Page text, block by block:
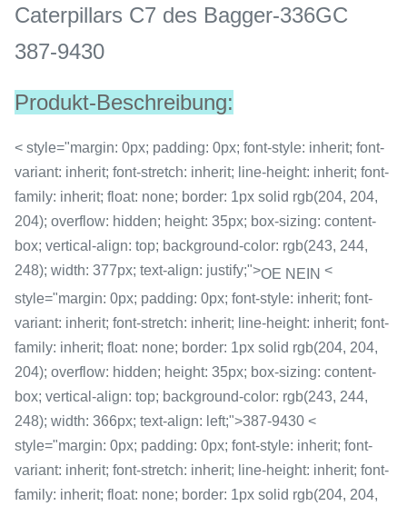
Caterpillars C7 des Bagger-336GC
387-9430
Produkt-Beschreibung:
< style="margin: 0px; padding: 0px; font-style: inherit; font-
variant: inherit; font-stretch: inherit; line-height: inherit; font-
family: inherit; float: none; border: 1px solid rgb(204, 204,
204); overflow: hidden; height: 35px; box-sizing: content-
box; vertical-align: top; background-color: rgb(243, 244,
248); width: 377px; text-align: justify;">OE NEIN <
style="margin: 0px; padding: 0px; font-style: inherit; font-
variant: inherit; font-stretch: inherit; line-height: inherit; font-
family: inherit; float: none; border: 1px solid rgb(204, 204,
204); overflow: hidden; height: 35px; box-sizing: content-
box; vertical-align: top; background-color: rgb(243, 244,
248); width: 366px; text-align: left;">387-9430 <
style="margin: 0px; padding: 0px; font-style: inherit; font-
variant: inherit; font-stretch: inherit; line-height: inherit; font-
family: inherit; float: none; border: 1px solid rgb(204, 204,